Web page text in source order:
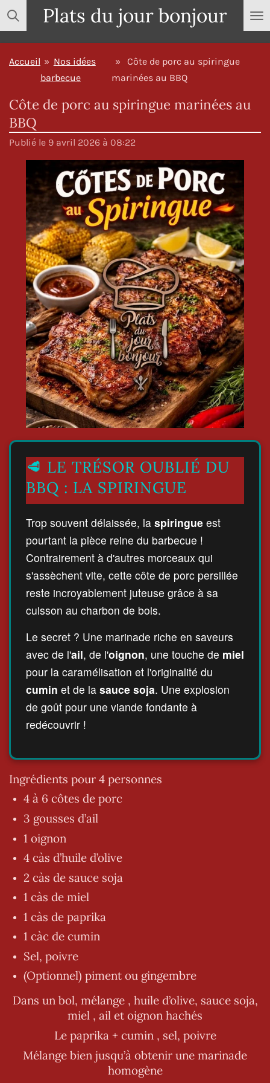
Passer
au
contenu
principal
Plats du jour bonjour
Accueil » Nos idées
barbecue
»
Côte de porc au spiringue
marinées au BBQ
Côte de porc au spiringue marinées au
BBQ
Publié le 9 avril 2026 à 08:22
🥩 LE TRÉSOR OUBLIÉ DU
BBQ : LA SPIRINGUE
Trop souvent délaissée, la spiringue est
pourtant la pièce reine du barbecue !
Contrairement à d'autres morceaux qui
s'assèchent vite, cette côte de porc persillée
reste incroyablement juteuse grâce à sa
cuisson au charbon de bois.
Le secret ? Une marinade riche en saveurs
avec de l'ail, de l'oignon, une touche de miel
pour la caramélisation et l'originalité du
cumin et de la sauce soja. Une explosion
de goût pour une viande fondante à
redécouvrir !
Ingrédients pour 4 personnes
4 à 6 côtes de porc
3 gousses d’ail
1 oignon
4 càs d’huile d’olive
2 càs de sauce soja
1 càs de miel
1 càs de paprika
1 càc de cumin
Sel, poivre
(Optionnel) piment ou gingembre
Dans un bol, mélange , huile d’olive, sauce soja,
miel , ail et oignon hachés
Le paprika + cumin , sel, poivre
Mélange bien jusqu’à obtenir une marinade
homogène